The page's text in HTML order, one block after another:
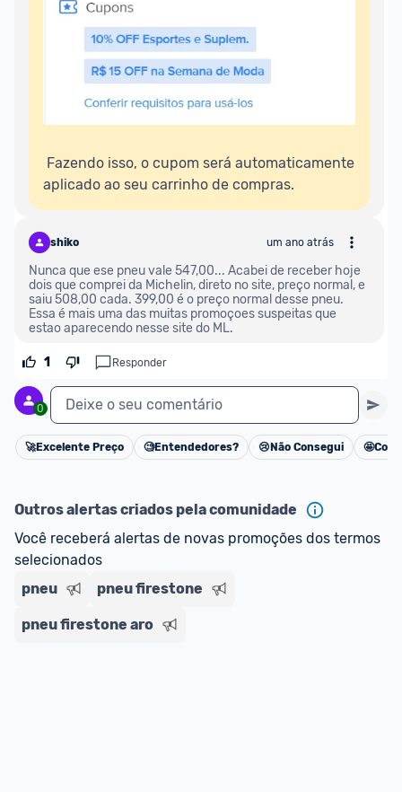
ou MercadoLíder Platinum.
E lembre-se: você sempre pode contar ajuda da
comunidade para tirar dúvidas ou acionar os
nossos Admins marcando
@admin
aplicado ao seu carrinho de compras.
shiko um ano atrás
Nunca que ese pneu vale 547,00... Acabei de receber hoje
dois que comprei da Michelin, direto no site, preço normal, e
saiu 508,00 cada. 399,00 é o preço normal desse pneu.
Essa é mais uma das muitas promoçoes suspeitas que
estao aparecendo nesse site do ML.
1 Responder
0 Deixe o seu comentário
Cancelar
🚀Excelente Preço 🧐Entendedores? 😢Não Consegui 🤩
Outros alertas criados pela comunidade
Você receberá alertas de novas promoções dos termos
selecionados
pneu
pneu firestone
pneu firestone aro